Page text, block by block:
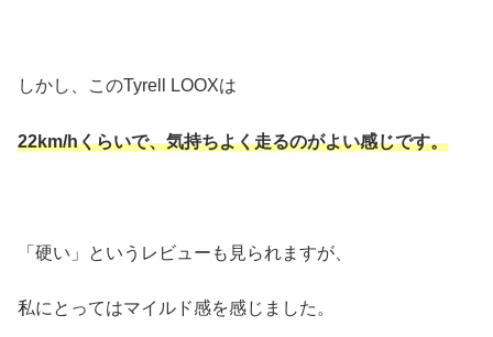
しかし、このTyrell LOOXは
22km/hくらいで、気持ちよく走るのがよい感じです。
「硬い」というレビューも見られますが、
私にとってはマイルド感を感じました。